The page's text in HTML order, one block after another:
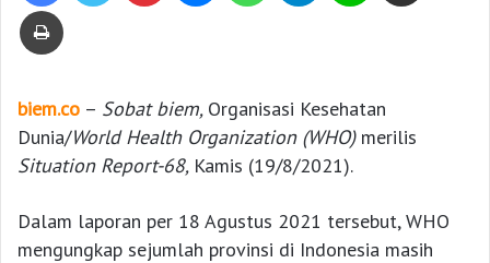
biem.co – Sobat biem, Organisasi Kesehatan
Dunia/World Health Organization (WHO) merilis
Situation Report-68, Kamis (19/8/2021).
Dalam laporan per 18 Agustus 2021 tersebut, WHO
mengungkap sejumlah provinsi di Indonesia masih